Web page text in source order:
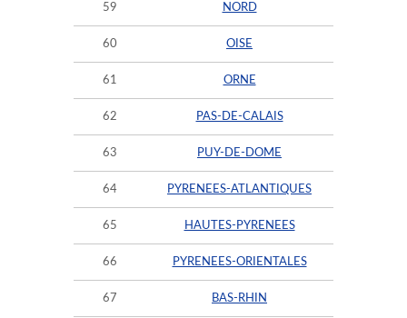
59 NORD
60 OISE
61 ORNE
62 PAS-DE-CALAIS
63 PUY-DE-DOME
64 PYRENEES-ATLANTIQUES
65 HAUTES-PYRENEES
66 PYRENEES-ORIENTALES
67 BAS-RHIN